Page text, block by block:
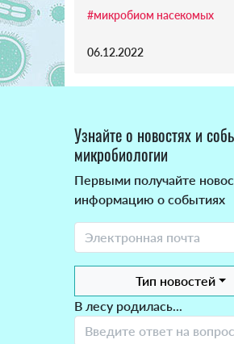
#микробиом насекомых
06.12.2022
Узнайте о новостях и
микробиологии
Первыми получайте
информацию о событиях
Тип новостей
В лесу родилась...